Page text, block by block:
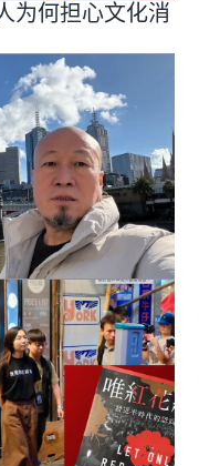
为何担心文化消